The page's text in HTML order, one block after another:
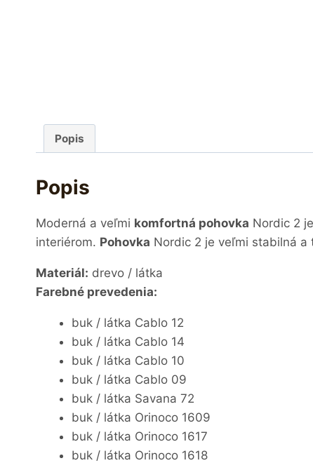
Popis
Popis
Moderná a veľmi komfortná pohovka Nordic 2
interiérom. Pohovka Nordic 2 je veľmi stabilná
Materiál: drevo / látka
Farebné prevedenia:
buk / látka Cablo 12
buk / látka Cablo 14
buk / látka Cablo 10
buk / látka Cablo 09
buk / látka Savana 72
buk / látka Orinoco 1609
buk / látka Orinoco 1617
buk / látka Orinoco 1618